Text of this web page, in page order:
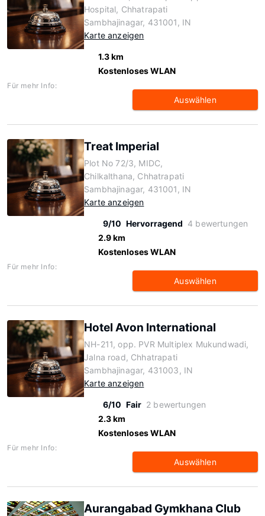
Hospital, Chhatrapati
Sambhajinagar, 431001, IN
Karte anzeigen
1.3 km
Kostenloses WLAN
Für mehr Info:
Auswählen
Treat Imperial
Plot No 72/3, MIDC,
Chilkalthana, Chhatrapati
Sambhajinagar, 431001, IN
Karte anzeigen
9/10 Hervorragend 4 bewertungen
2.9 km
Kostenloses WLAN
Für mehr Info:
Auswählen
Hotel Avon International
NH-211, opp. PVR Multiplex Mukundwadi,
Jalna road, Chhatrapati
Sambhajinagar, 431003, IN
Karte anzeigen
6/10 Fair 2 bewertungen
2.3 km
Kostenloses WLAN
Für mehr Info:
Auswählen
Aurangabad Gymkhana Club